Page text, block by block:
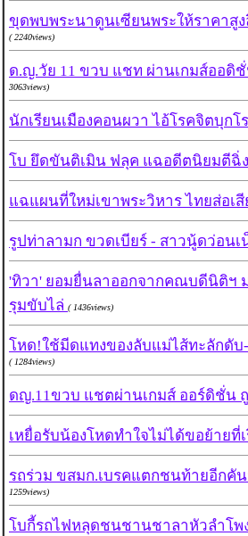
ขุดพบพระนาดูนเซียนพระให้ราคาสู
( 2240views)
ด.ญ.วัย 11 ขวบ แชท ผ่านเกมส์ออดิ
3063views)
นักเรียนเมืองคอนผวา ไอ้โรคจิตบุกโ
โบ ยึดขันติเมิน ฟลุค แฉอดีตนิยมตีฉิ่ง
แฉแผนที่ใหม่เขาพระวิหาร ไทยส่อเ
รูปท่าลามก ขวดเบียร์ - สาวนู้ดว่อน
'ทิวา' ยอมยื่นลาออกจากคณบดีนิติฯ
รุมขับไล่ ( 1436views)
โหด!ใช้มีดแทงของลับแม่ไส้ทะลักดั
( 1284views)
ดญ.11ขวบ แชตผ่านเกมส์ ออร์ดิชั่น
เหยื่อรับน้องโหดทำใจไม่ได้ขอย้ายที่
รถร่วม ขสมก.เบรคแตกชนท้ายอีกคั
1259views)
โบกี้รถไฟหลุดชนชานชาลาหัวลำโพ